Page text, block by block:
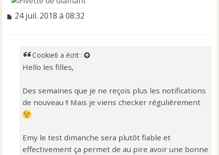
M
24 juil. 2018 à 08:32
Cookie6 a écrit :
Hello les filles,
Des semaines que je ne reçois plus les notifications
de nouveau !! Mais je viens checker régulièrement
Emy le test dimanche sera plutôt fiable et
effectivement ça permet de au pire avoir une bonne